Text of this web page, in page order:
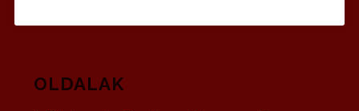
OLDALAK